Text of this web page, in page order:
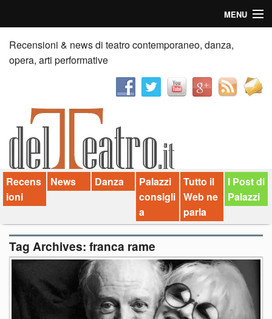
MENU
Home
Recensioni
News
Palazzi consiglia
Video
Chi siamo
Contatti
dT in English
Recensioni & news di teatro contemporaneo, danza,
opera, arti performative
Recens
ioni
News Danza
Palazzi
consigli
a
Tutto il
Web ne
parla
I Post di
Palazzi
Tag Archives: franca rame